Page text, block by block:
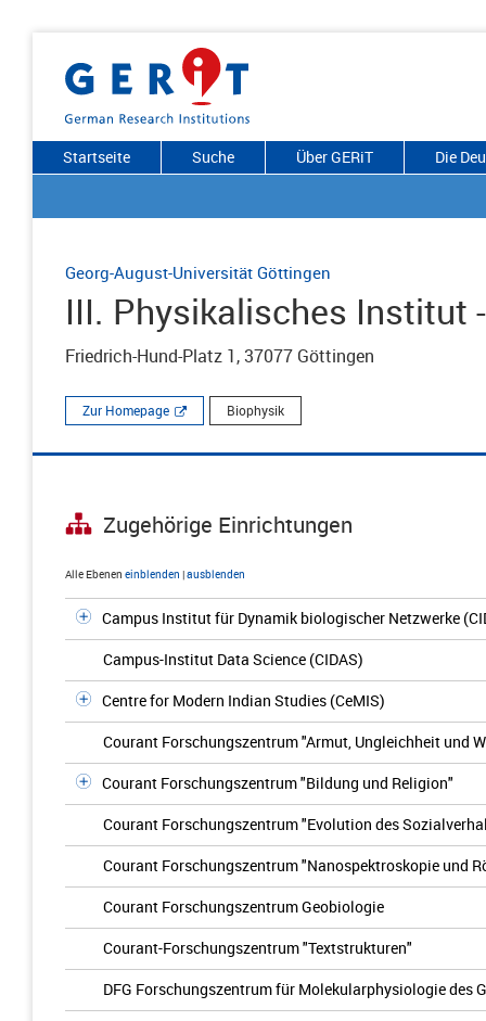
Startseite Suche Über GERiT Die
Georg-August-Universität Göttingen
III. Physikalisches Institut
Friedrich-Hund-Platz 1, 37077 Göttingen
Zur Homepage Biophysik
Zugehörige Einrichtungen
Alle Ebenen einblenden |ausblenden
Campus Institut für Dynamik biologischer Netzwerke
Campus-Institut Data Science (CIDAS)
Centre for Modern Indian Studies (CeMIS)
Courant Forschungszentrum "Armut, Ungleichheit und
Courant Forschungszentrum "Bildung und Religion"
Courant Forschungszentrum "Evolution des
Courant Forschungszentrum "Nanospektroskopie und
Courant Forschungszentrum Geobiologie
Courant-Forschungszentrum "Textstrukturen"
DFG Forschungszentrum für Molekularphysiologie des